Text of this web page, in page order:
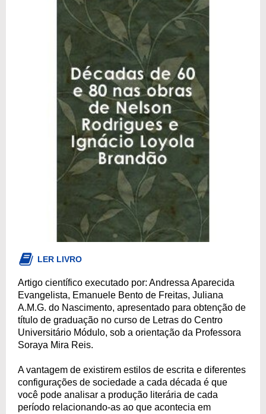
LER LIVRO
Artigo científico executado por: Andressa Aparecida
Evangelista, Emanuele Bento de Freitas, Juliana
A.M.G. do Nascimento, apresentado para obtenção de
título de graduação no curso de Letras do Centro
Universitário Módulo, sob a orientação da Professora
Soraya Mira Reis.
A vantagem de existirem estilos de escrita e diferentes
configurações de sociedade a cada década é que
você pode analisar a produção literária de cada
período relacionando-as ao que acontecia em